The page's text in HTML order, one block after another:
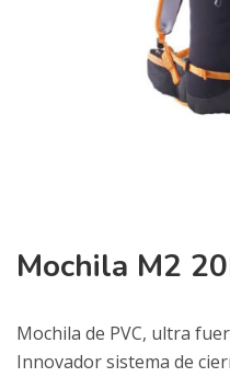
Mochila M2
Mochila de PVC, ultra
Innovador sistema de